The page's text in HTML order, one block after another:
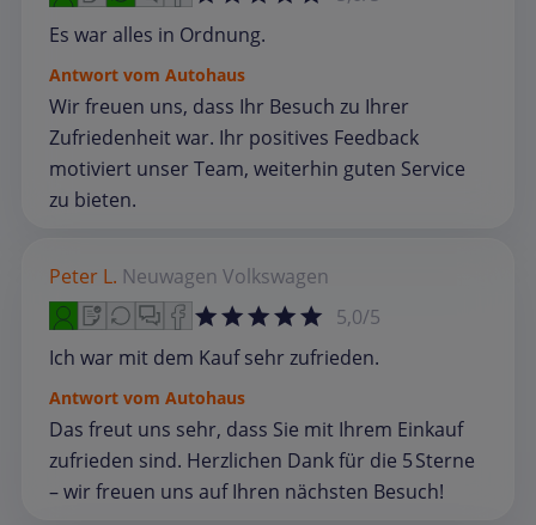
Es war alles in Ordnung.
Antwort vom Autohaus
Wir freuen uns, dass Ihr Besuch zu Ihrer
Zufriedenheit war. Ihr positives Feedback
motiviert unser Team, weiterhin guten Service
zu bieten.
Peter L. Neuwagen Volkswagen
5,0/5
Ich war mit dem Kauf sehr zufrieden.
Antwort vom Autohaus
Das freut uns sehr, dass Sie mit Ihrem Einkauf
zufrieden sind. Herzlichen Dank für die 5 Sterne
– wir freuen uns auf Ihren nächsten Besuch!